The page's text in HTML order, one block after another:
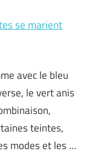
se marient
avec le bleu
le vert anis
teintes,
modes et les …